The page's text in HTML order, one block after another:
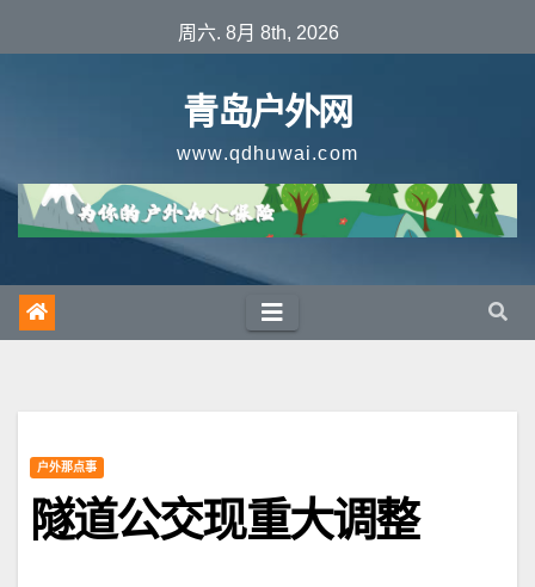
至
周六. 8月 8th, 2026
青岛户外网
www.qdhuwai.com
户外那点事
隧道公交现重大调整